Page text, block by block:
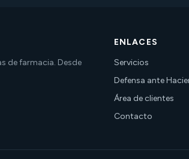
de farmacia. Desde
ENLACES
Servicios
Defensa ante
Área de clientes
Contacto